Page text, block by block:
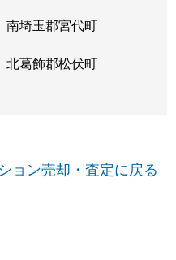
南埼玉郡宮代町
北葛飾郡松伏町
ョン売却・査定に戻る